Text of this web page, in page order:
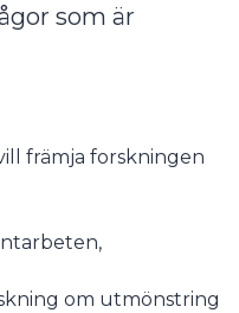
som är
främja forskningen
om utmönstring